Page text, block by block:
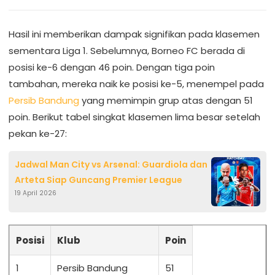
Hasil ini memberikan dampak signifikan pada klasemen
sementara Liga 1. Sebelumnya, Borneo FC berada di
posisi ke-6 dengan 46 poin. Dengan tiga poin
tambahan, mereka naik ke posisi ke-5, menempel pada
Persib Bandung yang memimpin grup atas dengan 51
poin. Berikut tabel singkat klasemen lima besar setelah
pekan ke-27:
Jadwal Man City vs Arsenal: Guardiola dan
Arteta Siap Guncang Premier League
19 April 2026
Posisi Klub Poin
1 Persib Bandung 51